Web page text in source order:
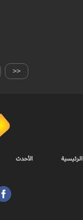
<<
الرئيسية الأحدث